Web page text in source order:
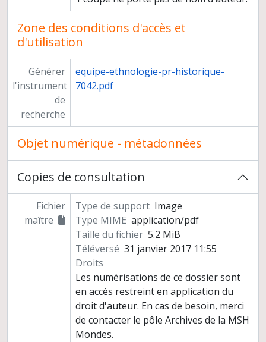
Zone des conditions d'accès et
d'utilisation
Générer
l'instrument
de
recherche
equipe-ethnologie-pr-historique-
7042.pdf
Objet numérique - métadonnées
Copies de consultation
Fichier
maître
Type de support Image
Type MIME application/pdf
Taille du fichier 5.2 MiB
Téléversé 31 janvier 2017 11:55
Droits
Les numérisations de ce dossier sont
en accès restreint en application du
droit d'auteur. En cas de besoin, merci
de contacter le pôle Archives de la MSH
Mondes.